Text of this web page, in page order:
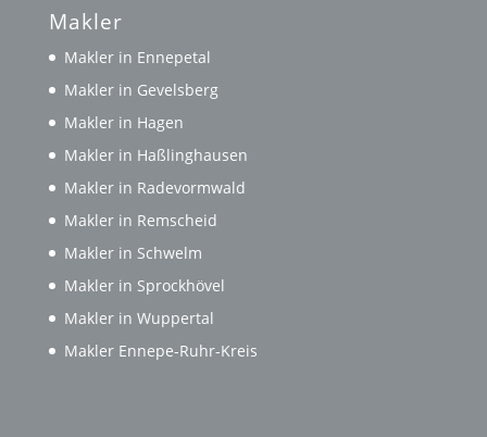
Makler
Makler in Ennepetal
Makler in Gevelsberg
Makler in Hagen
Makler in Haßlinghausen
Makler in Radevormwald
Makler in Remscheid
Makler in Schwelm
Makler in Sprockhövel
Makler in Wuppertal
Makler Ennepe-Ruhr-Kreis